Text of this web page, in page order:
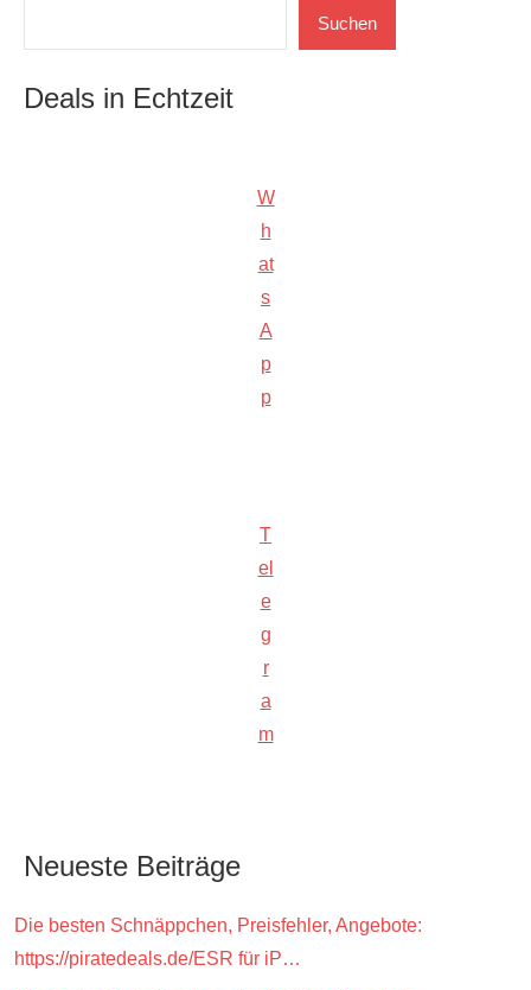
Suchen
Deals in Echtzeit
W
h
at
s
A
p
p
T
el
e
g
r
a
m
Neueste Beiträge
Die besten Schnäppchen, Preisfehler, Angebote:
https://piratedeals.de/ESR für iP…